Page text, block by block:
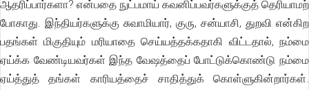
ஆதரிப்பார்களா? என்பதை நுட்பமாய் கவனிப்பவர்களுக்குத் தெரியாமற்
போகாது. இந்தியர்களுக்கு சுவாமியார், குரு, சன்யாசி, துறவி என்கிற
பதங்கள் மிகுதியும் மரியாதை செய்யத்தக்கதாகி விட்டதால், நம்மை
ஏய்க்க வேண்டியவர்கள் இந்த வேஷத்தைப் போட்டுக்கொண்டு நம்மை
ஏய்த்துத் தங்கள் காரியத்தைச் சாதித்துக் கொள்ளுகின்றார்கள்.